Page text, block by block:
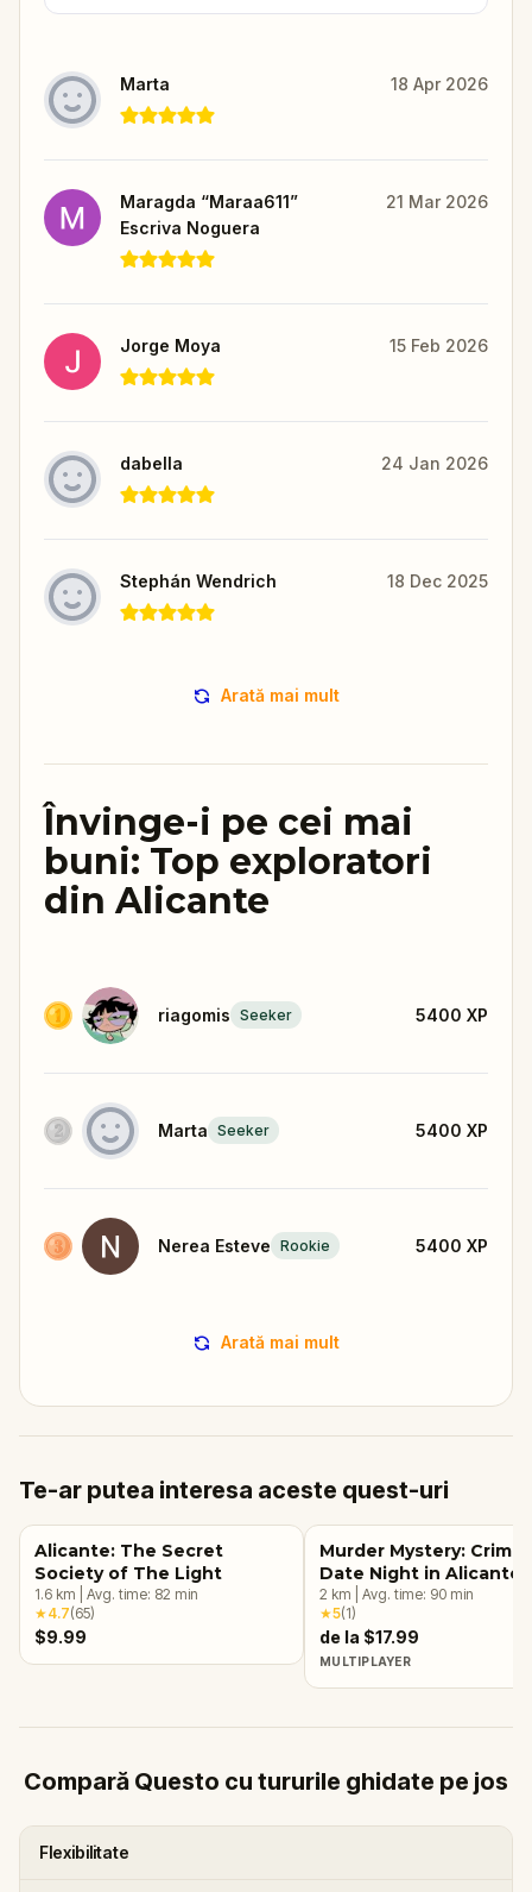
Marta 18 Apr 2026
Maragda “Maraa611”
Escriva Noguera
21 Mar 2026
Jorge Moya 15 Feb 2026
dabella 24 Jan 2026
Stephán Wendrich 18 Dec 2025
Arată mai mult
Învinge-i pe cei mai
buni: Top exploratori
din Alicante
riagomis Seeker 5400 XP
Marta Seeker 5400 XP
Nerea Esteve Rookie 5400 XP
Arată mai mult
Te-ar putea interesa aceste quest-uri
Alicante: The Secret
Society of The Light
1.6 km Avg. time: 82 min
★4.7(65)
$9.99
Murder Mystery: Crime
Date Night in Alicante
2 km Avg. time: 90 min
★5(1)
de la $17.99
MULTIPLAYER
Compară Questo cu tururile ghidate pe jos
Flexibilitate